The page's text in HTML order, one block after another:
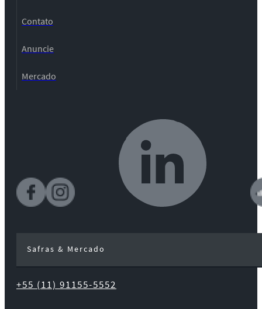
Contato
Anuncie
Mercado
Safras & Mercado
+55 (11) 91155-5552